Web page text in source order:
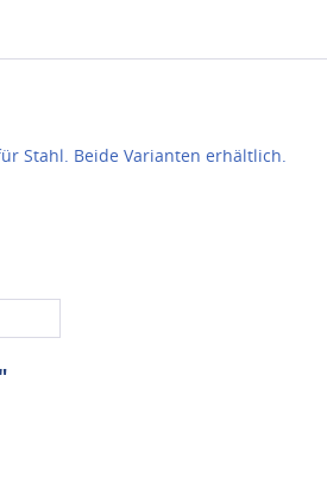
Stahl. Beide Varianten erhältlich.